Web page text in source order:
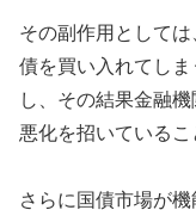
その副作用として
債を買い入れてし
し、その結果金融
悪化を招いているこ
さらに国債市場が